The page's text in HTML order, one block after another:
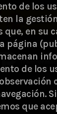
de los
la
en su
página
de los
que